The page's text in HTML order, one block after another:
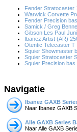
Fender Stratocaster
Warwick Corvette
Fender Precision
Samick / Greg
Gibson Les Paul
Ibanez Artist (AR)
Otentic Telecaster T
Squier Showmaster
Squier Stratocaster
Squier Precision
Navigatie
Ibanez GAXB
Naar Ibanez GAXB
Alle GAXB Series
Naar Alle GAXB